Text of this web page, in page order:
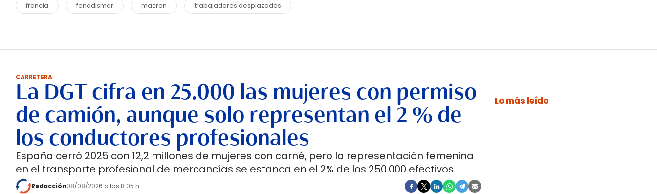
francia fenadismer macron trabajadores desplazados
CARRETERA
La DGT cifra en 25.000 las mujeres con permiso
de camión, aunque solo representan el 2 % de
los conductores profesionales
España cerró 2025 con 12,2 millones de mujeres con carné, pero la representación femenina
en el transporte profesional de mercancías se estanca en el 2% de los 250.000 efectivos.
Redacción08/08/2026 a las 8:05 h
Lo más leído